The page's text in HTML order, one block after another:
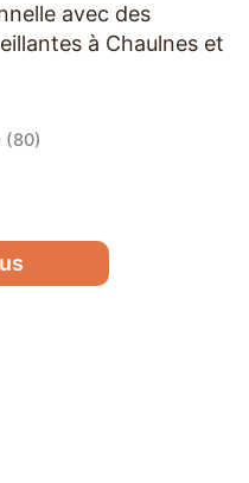
avec des
à Chaulnes et
(80)